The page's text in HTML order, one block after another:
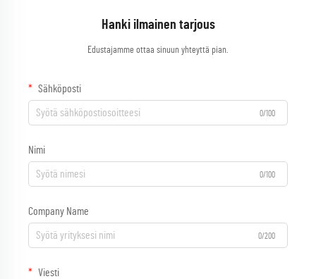
Hanki ilmainen tarjous
Edustajamme ottaa sinuun yhteyttä pian.
Sähköposti
0/100
Nimi
0/100
Company Name
0/200
Viesti